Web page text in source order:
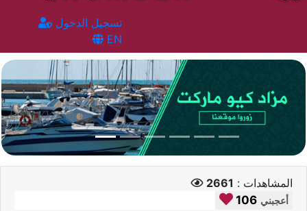
تسجيل الدخول
EN
المشاهدات : 2661
106 أعجبني